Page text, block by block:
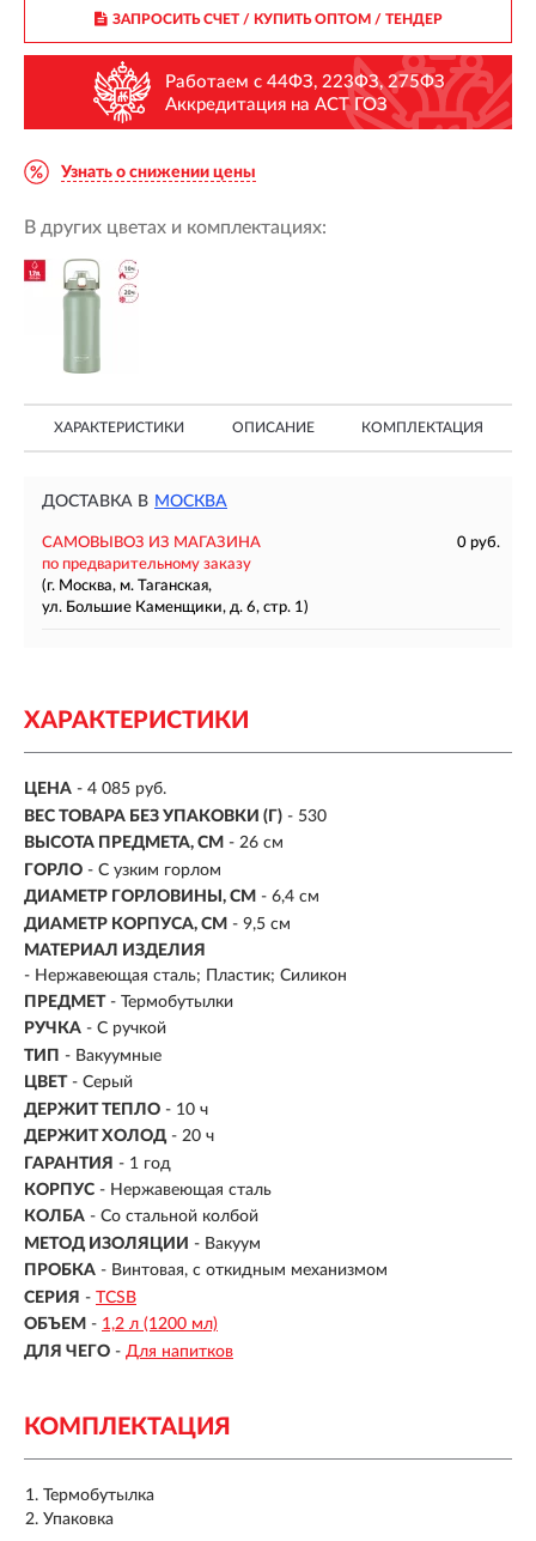
ЗАПРОСИТЬ СЧЕТ / КУПИТЬ ОПТОМ/ ТЕНДЕР
Работаем с 44ФЗ, 223ФЗ, 275ФЗ
Аккредитация на АСТ ГОЗ
Узнать о снижении цены
В других цветах и комплектациях:
ХАРАКТЕРИСТИКИ ОПИСАНИЕ КОМПЛЕКТАЦИЯ
ДОСТАВКА В МОСКВА
САМОВЫВОЗ ИЗ МАГАЗИНА
0 руб.
по предварительному заказу
(г. Москва, м. Таганская,
ул. Большие Каменщики, д. 6, стр. 1)
ХАРАКТЕРИСТИКИ
ЦЕНА - 4 085 руб.
ВЕС ТОВАРА БЕЗ УПАКОВКИ (Г) - 530
ВЫСОТА ПРЕДМЕТА, СМ - 26 см
ГОРЛО - С узким горлом
ДИАМЕТР ГОРЛОВИНЫ, СМ - 6,4 см
ДИАМЕТР КОРПУСА, СМ - 9,5 см
МАТЕРИАЛ ИЗДЕЛИЯ
- Нержавеющая сталь; Пластик; Силикон
ПРЕДМЕТ - Термобутылки
РУЧКА - С ручкой
ТИП - Вакуумные
ЦВЕТ - Серый
ДЕРЖИТ ТЕПЛО - 10 ч
ДЕРЖИТ ХОЛОД - 20 ч
ГАРАНТИЯ - 1 год
КОРПУС - Нержавеющая сталь
КОЛБА - Со стальной колбой
МЕТОД ИЗОЛЯЦИИ - Вакуум
ПРОБКА - Винтовая, с откидным механизмом
СЕРИЯ - TCSB
ОБЪЕМ - 1,2 л (1200 мл)
ДЛЯ ЧЕГО - Для напитков
КОМПЛЕКТАЦИЯ
Термобутылка
Упаковка